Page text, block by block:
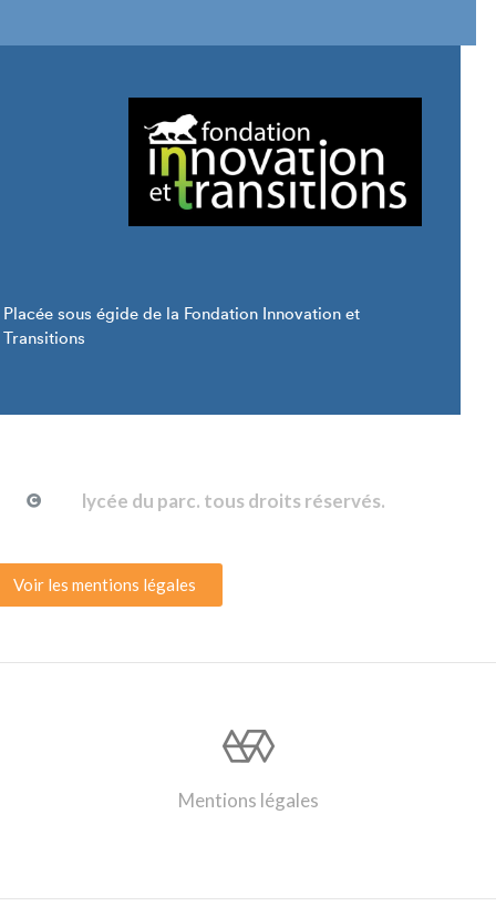
Placée sous égide de la Fondation Innovation et
Transitions
lycée du parc. tous droits réservés.
Voir les mentions légales
Mentions légales